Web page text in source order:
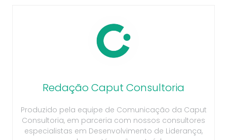
Redação Caput Consultoria
Produzido pela equipe de Comunicação da Caput
Consultoria, em parceria com nossos consultores
especialistas em Desenvolvimento de Liderança,